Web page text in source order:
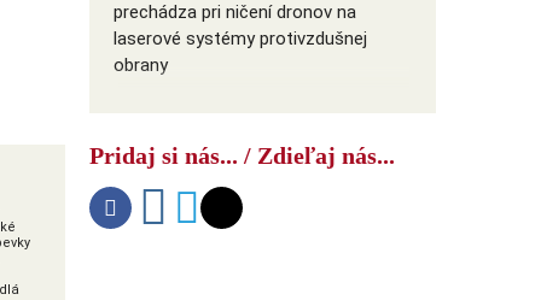
prechádza pri ničení dronov na
laserové systémy protivzdušnej
obrany
šokom
Pridaj si nás... / Zdieľaj nás...